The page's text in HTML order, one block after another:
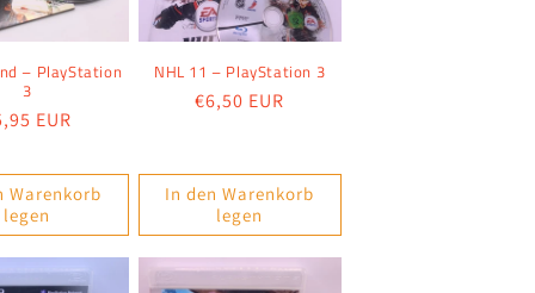
– PlayStation
3
EUR
Warenkorb
legen
NHL 11 – PlayStation 3
Normaler
€6,50 EUR
In den Warenkorb
legen